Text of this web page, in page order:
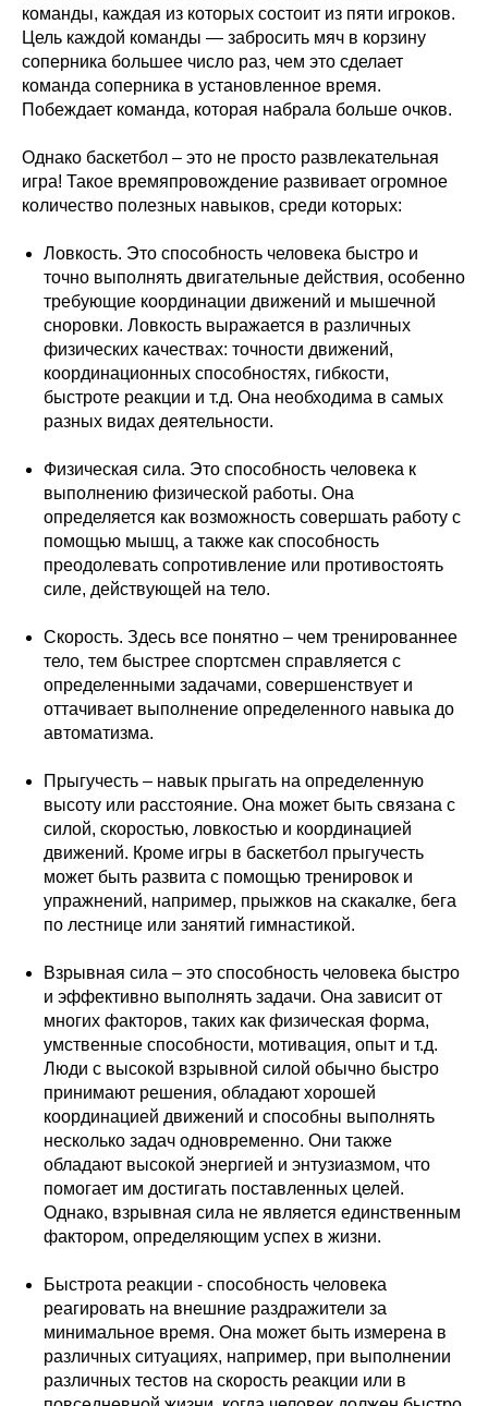
команды, каждая из которых состоит из пяти игроков.
Цель каждой команды — забросить мяч в корзину
соперника большее число раз, чем это сделает
команда соперника в установленное время.
Побеждает команда, которая набрала больше очков.
Однако баскетбол – это не просто развлекательная
игра! Такое времяпровождение развивает огромное
количество полезных навыков, среди которых:
Ловкость. Это способность человека быстро и
точно выполнять двигательные действия, особенно
требующие координации движений и мышечной
сноровки. Ловкость выражается в различных
физических качествах: точности движений,
координационных способностях, гибкости,
быстроте реакции и т.д. Она необходима в самых
разных видах деятельности.
Физическая сила. Это способность человека к
выполнению физической работы. Она
определяется как возможность совершать работу с
помощью мышц, а также как способность
преодолевать сопротивление или противостоять
силе, действующей на тело.
Скорость. Здесь все понятно – чем тренированнее
тело, тем быстрее спортсмен справляется с
определенными задачами, совершенствует и
оттачивает выполнение определенного навыка до
автоматизма.
Прыгучесть – навык прыгать на определенную
высоту или расстояние. Она может быть связана с
силой, скоростью, ловкостью и координацией
движений. Кроме игры в баскетбол прыгучесть
может быть развита с помощью тренировок и
упражнений, например, прыжков на скакалке, бега
по лестнице или занятий гимнастикой.
Взрывная сила – это способность человека быстро
и эффективно выполнять задачи. Она зависит от
многих факторов, таких как физическая форма,
умственные способности, мотивация, опыт и т.д.
Люди с высокой взрывной силой обычно быстро
принимают решения, обладают хорошей
координацией движений и способны выполнять
несколько задач одновременно. Они также
обладают высокой энергией и энтузиазмом, что
помогает им достигать поставленных целей.
Однако, взрывная сила не является единственным
фактором, определяющим успех в жизни.
Быстрота реакции - способность человека
реагировать на внешние раздражители за
минимальное время. Она может быть измерена в
различных ситуациях, например, при выполнении
различных тестов на скорость реакции или в